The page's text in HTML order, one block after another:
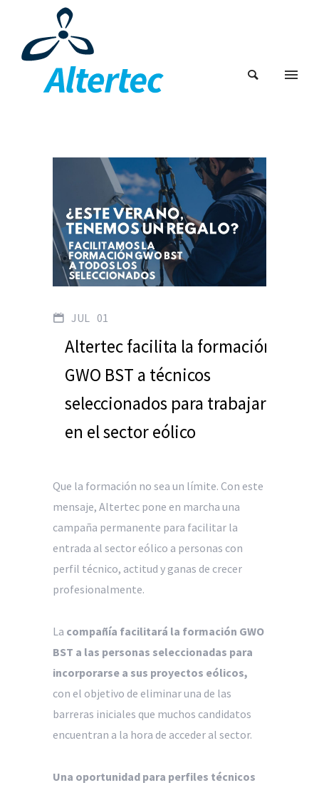
JUL 01
Altertec facilita la formación
GWO BST a técnicos
seleccionados para trabajar
en el sector eólico
Que la formación no sea un límite. Con este
mensaje, Altertec pone en marcha una
campaña permanente para facilitar la
entrada al sector eólico a personas con
perfil técnico, actitud y ganas de crecer
profesionalmente.
La compañía facilitará la formación GWO
BST a las personas seleccionadas para
incorporarse a sus proyectos eólicos,
con el objetivo de eliminar una de las
barreras iniciales que muchos candidatos
encuentran a la hora de acceder al sector.
Una oportunidad para perfiles técnicos